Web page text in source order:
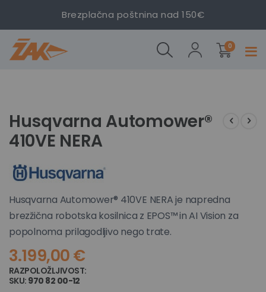
Brezplačna poštnina nad 150€
0izdelki
galerije
slik
Husqvarna
Automower®
Husqvarna
Automower®
Husqvarna
Automower®
galerije
slik
Husqvarna Automower®
410VE NERA
Husqvarna Automower® 410VE NERA je napredna
brezžična robotska kosilnica z EPOS™ in AI Vision za
popolnoma prilagodljivo nego trate.
3.199,00 €
RAZPOLOŽLJIVOST:
SKU 970 82 00-12